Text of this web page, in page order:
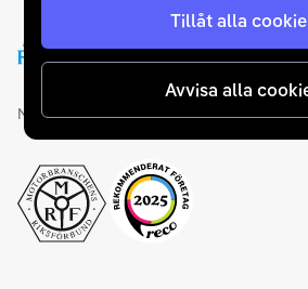
Tillåt alla
Avvisa alla
Medlemskap och utmärkelser